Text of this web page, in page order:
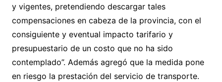
y vigentes, pretendiendo descargar tales
compensaciones en cabeza de la provincia, con el
consiguiente y eventual impacto tarifario y
presupuestario de un costo que no ha sido
contemplado”. Además agregó que la medida pone
en riesgo la prestación del servicio de transporte.